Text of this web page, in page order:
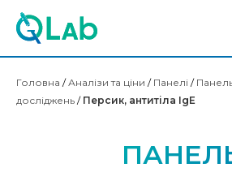
Головна /Аналізи та ціни / Панелі /
досліджень / Персик, антитіла IgE